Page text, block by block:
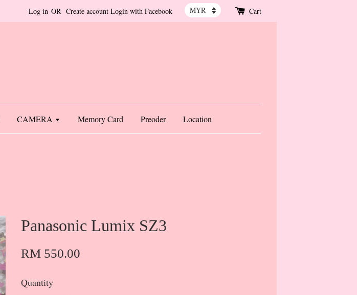
Log in OR Create account Login with Facebook Cart
CAMERA Memory Card Preoder Location
Panasonic Lumix SZ3
RM 550.00
Quantity